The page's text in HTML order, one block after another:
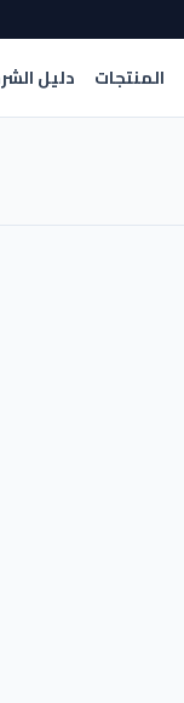
المنتجات دليل